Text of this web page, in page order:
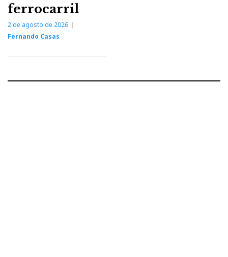
ferrocarril
2 de agosto de 2026
Fernando Casas